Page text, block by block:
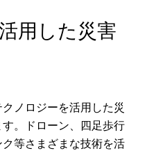
用した災害
ノロジーを活用した災
。ドローン、四足歩行
等さまざまな技術を活